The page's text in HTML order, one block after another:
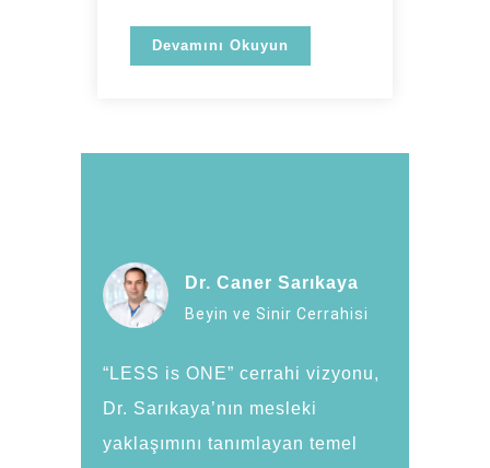
Devamını Okuyun
Dr. Caner Sarıkaya
Beyin ve Sinir Cerrahisi
“LESS is ONE” cerrahi vizyonu,
Dr. Sarıkaya’nın mesleki
yaklaşımını tanımlayan temel